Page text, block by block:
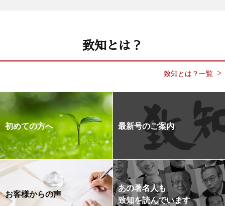
致知とは？
致知とは？一覧
初めての方へ 最新号のご案内
お客様からの声
あの著名人も
致知を読んでいます